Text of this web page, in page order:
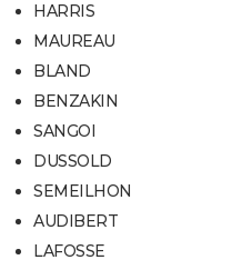
HARRIS
MAUREAU
BLAND
BENZAKIN
SANGOI
DUSSOLD
SEMEILHON
AUDIBERT
LAFOSSE